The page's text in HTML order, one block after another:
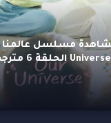
Universe الحلقة 6 مترجمة